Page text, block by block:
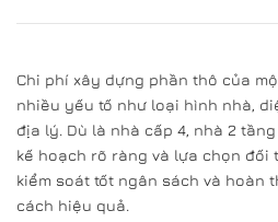
Chi phí xây dựng phần thô của
nhiều yếu tố như loại hình nhà,
địa lý. Dù là nhà cấp 4, nhà 2
kế hoạch rõ ràng và lựa chọn đối
kiểm soát tốt ngân sách và hoàn
cách hiệu quả.